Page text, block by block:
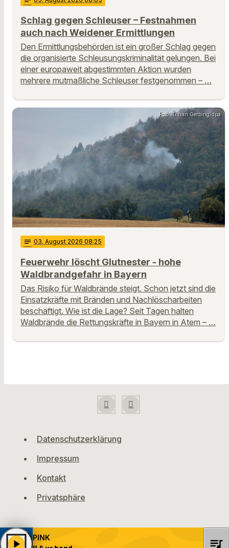
Schlag gegen Schleuser – Festnahmen
auch nach Weidener Ermittlungen
Den Ermittlungsbehörden ist ein großer Schlag gegen
die organisierte Schleusungskriminalität gelungen. Bei
einer europaweit abgestimmten Aktion wurden
mehrere mutmaßliche Schleuser festgenommen – …
Foto: Tizian Gerbing/dpa
notes 03. August 2026 08:25
Feuerwehr löscht Glutnester - hohe
Waldbrandgefahr in Bayern
Das Risiko für Waldbrände steigt. Schon jetzt sind die
Einsatzkräfte mit Bränden und Nachlöscharbeiten
beschäftigt. Wie ist die Lage? Seit Tagen halten
Waldbrände die Rettungskräfte in Bayern in Atem – …
Datenschutzerklärung
Impressum
Kontakt
Privatsphäre
PINK
play_arrow queue_music